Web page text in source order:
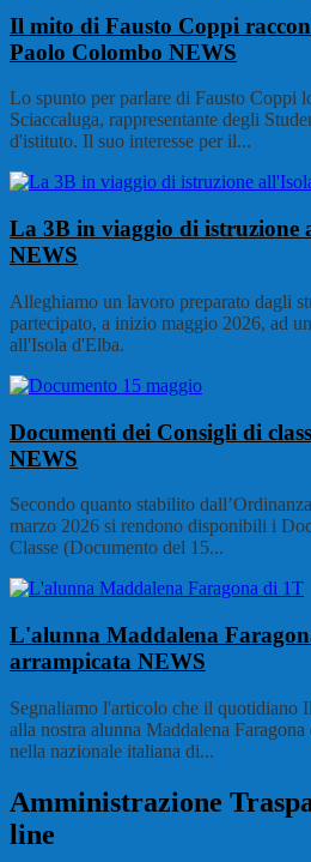
Il mito di Fausto Coppi
Paolo Colombo NEWS
Lo spunto per parlare di Fausto Coppi
Sciaccaluga, rappresentante degli
d'istituto. Il suo interesse per il...
La 3B in viaggio di istruzione
NEWS
Alleghiamo un lavoro preparato dagli
partecipato, a inizio maggio 2026, ad
all'Isola d'Elba.
Documenti dei Consigli di
NEWS
Secondo quanto stabilito
marzo 2026 si rendono disponibili i
Classe (Documento del 15...
L'alunna Maddalena
arrampicata NEWS
Segnaliamo l'articolo che il quotidiano
alla nostra alunna Maddalena
nella nazionale italiana di...
Amministrazione
line